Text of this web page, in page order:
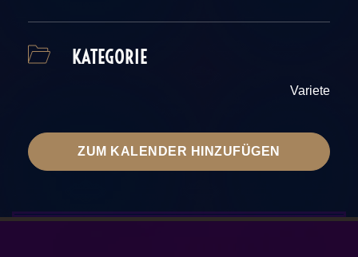
KATEGORIE
Variete
ZUM KALENDER HINZUFÜGEN